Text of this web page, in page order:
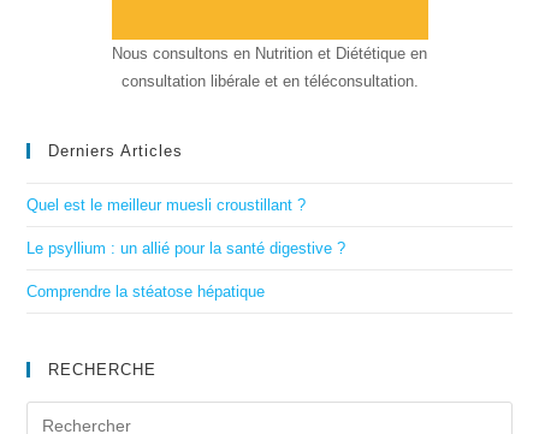
Nous consultons en Nutrition et Diététique en
consultation libérale et en téléconsultation.
Derniers Articles
Quel est le meilleur muesli croustillant ?
Le psyllium : un allié pour la santé digestive ?
Comprendre la stéatose hépatique
RECHERCHE